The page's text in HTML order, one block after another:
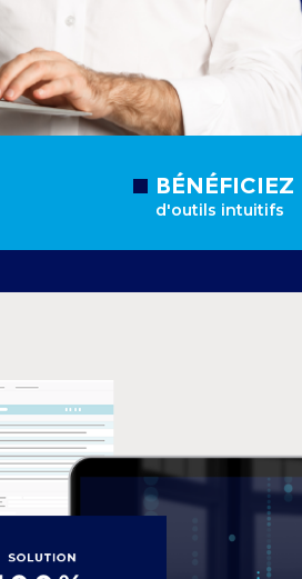
BÉNÉFICIEZ
d'outils intuitifs